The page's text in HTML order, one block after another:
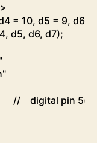
= 10, d5 = 9, d6
, d5, d6, d7);
//    digital pin